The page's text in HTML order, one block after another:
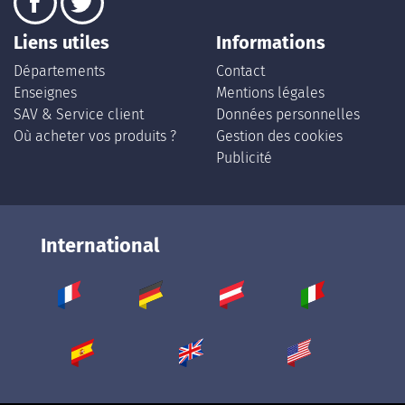
Liens utiles
Départements
Enseignes
SAV & Service client
Où acheter vos produits ?
Informations
Contact
Mentions légales
Données personnelles
Gestion des cookies
Publicité
International